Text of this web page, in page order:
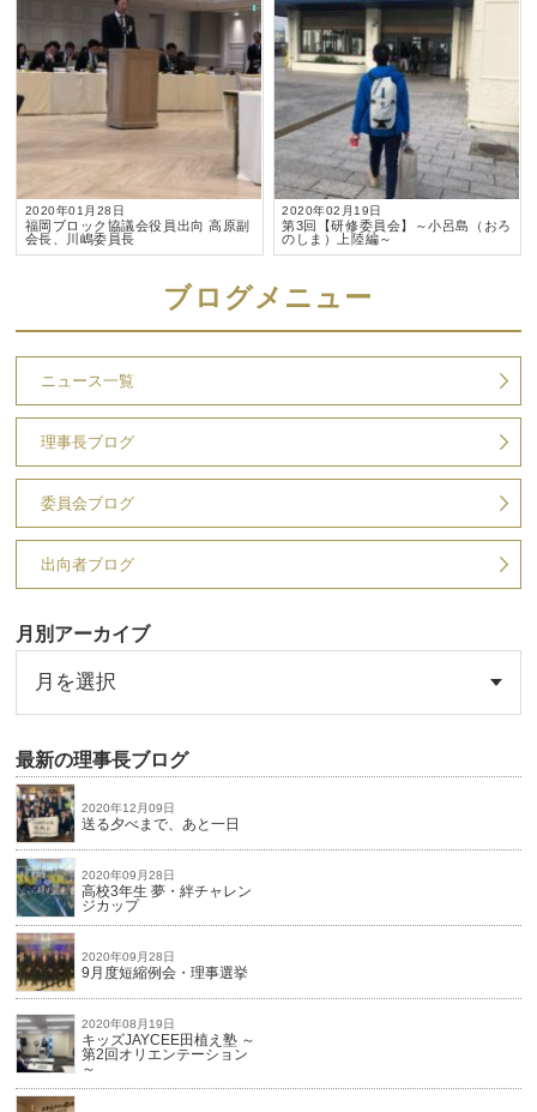
2020年01月28日
福岡ブロック協議会役員出向 高原副
会長、川嶋委員長
2020年02月19日
第3回【研修委員会】～小呂島（おろ
のしま）上陸編～
ブログメニュー
ニュース一覧
理事長ブログ
委員会ブログ
出向者ブログ
月別アーカイブ
最新の理事長ブログ
2020年12月09日
送る夕べまで、あと一日
2020年09月28日
高校3年生 夢・絆チャレン
ジカップ
2020年09月28日
9月度短縮例会・理事選挙
2020年08月19日
キッズJAYCEE田植え塾 ～
第2回オリエンテーション
～